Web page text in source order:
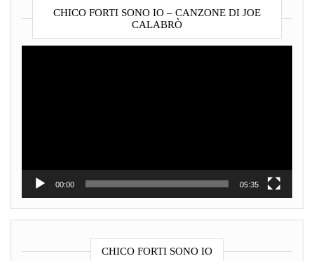
CHICO FORTI SONO IO – CANZONE DI JOE
CALABRÒ
00:00 05:35
CHICO FORTI SONO IO